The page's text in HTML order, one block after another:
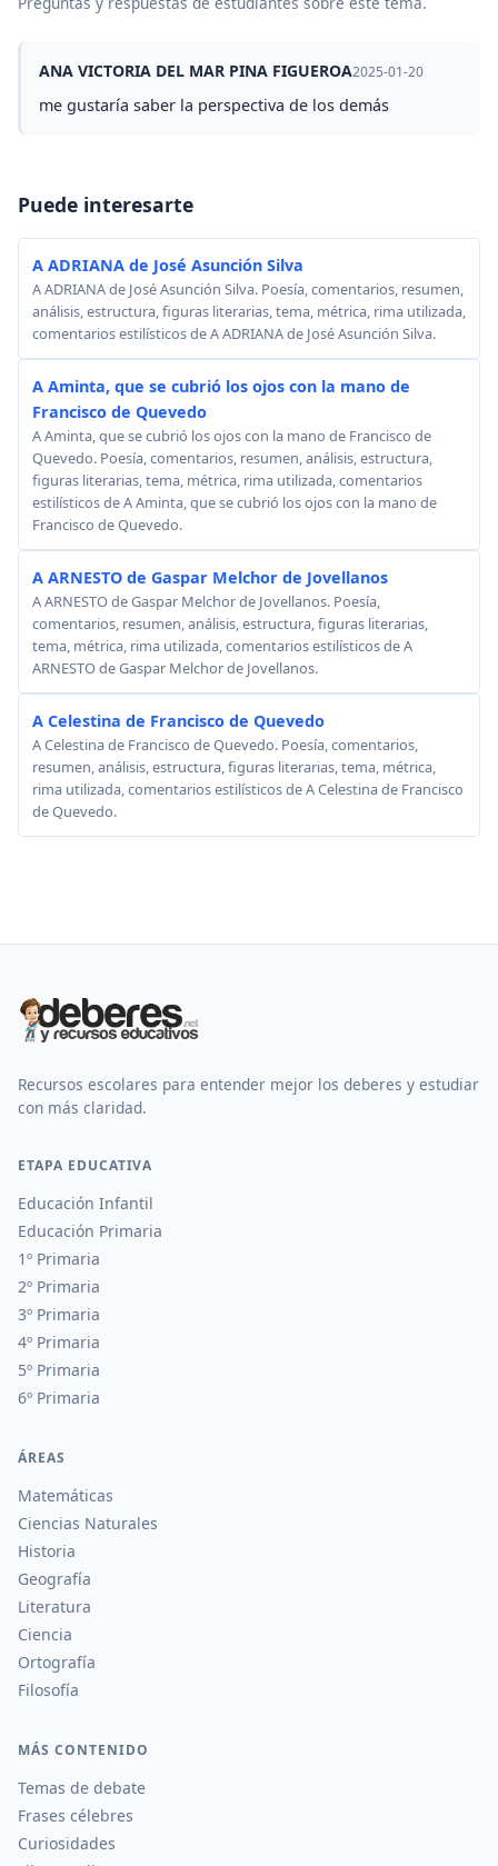
ANA VICTORIA DEL MAR PINA FIGUEROA2025-01-20
me gustaría saber la perspectiva de los demás
Puede interesarte
A ADRIANA de José Asunción Silva
A ADRIANA de José Asunción Silva. Poesía, comentarios, resumen,
análisis, estructura, figuras literarias, tema, métrica, rima utilizada,
comentarios estilísticos de A ADRIANA de José Asunción Silva.
A Aminta, que se cubrió los ojos con la mano de
Francisco de Quevedo
A Aminta, que se cubrió los ojos con la mano de Francisco de
Quevedo. Poesía, comentarios, resumen, análisis, estructura,
figuras literarias, tema, métrica, rima utilizada, comentarios
estilísticos de A Aminta, que se cubrió los ojos con la mano de
Francisco de Quevedo.
A ARNESTO de Gaspar Melchor de Jovellanos
A ARNESTO de Gaspar Melchor de Jovellanos. Poesía,
comentarios, resumen, análisis, estructura, figuras literarias,
tema, métrica, rima utilizada, comentarios estilísticos de A
ARNESTO de Gaspar Melchor de Jovellanos.
A Celestina de Francisco de Quevedo
A Celestina de Francisco de Quevedo. Poesía, comentarios,
resumen, análisis, estructura, figuras literarias, tema, métrica,
rima utilizada, comentarios estilísticos de A Celestina de Francisco
de Quevedo.
Recursos escolares para entender mejor los deberes y estudiar
con más claridad.
ETAPA EDUCATIVA
Educación Infantil
Educación Primaria
1º Primaria
2º Primaria
3º Primaria
4º Primaria
5º Primaria
6º Primaria
ÁREAS
Matemáticas
Ciencias Naturales
Historia
Geografía
Literatura
Ciencia
Ortografía
Filosofía
MÁS CONTENIDO
Temas de debate
Frases célebres
Curiosidades